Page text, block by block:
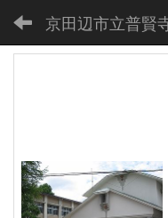
京田辺市立普賢